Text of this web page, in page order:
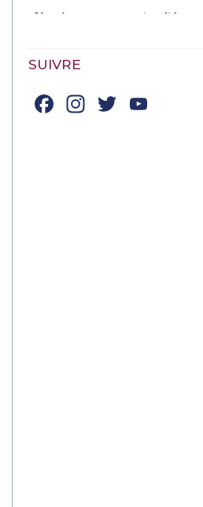
SUIVRE
Facebook
Instagram
Twitter